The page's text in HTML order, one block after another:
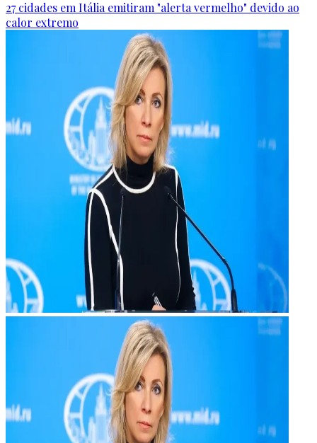
27 cidades em Itália emitiram "alerta vermelho" devido ao
calor extremo